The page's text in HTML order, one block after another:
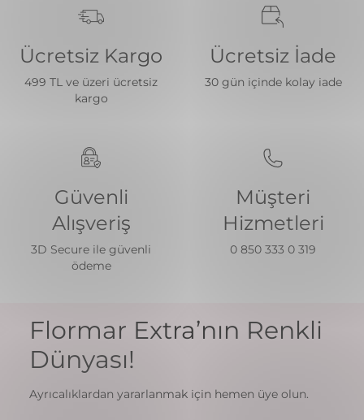
Ücretsiz Kargo
499 TL ve üzeri ücretsiz
kargo
Ücretsiz İade
30 gün içinde kolay iade
Güvenli
Alışveriş
3D Secure ile güvenli
ödeme
Müşteri
Hizmetleri
0 850 333 0 319
Flormar Extra’nın Renkli
Dünyası!
Ayrıcalıklardan yararlanmak için hemen üye olun.